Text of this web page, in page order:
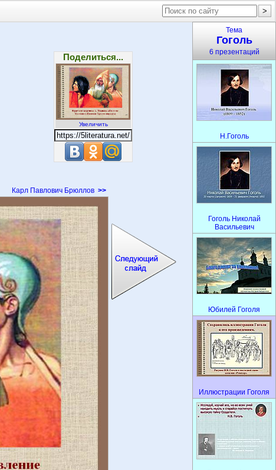
Поделиться...
Увеличить
Карл Павлович Брюллов >>
Тема
Гоголь
6 презентаций
Н.Гоголь
Гоголь Николай
Васильевич
Юбилей Гоголя
Иллюстрации Гоголя